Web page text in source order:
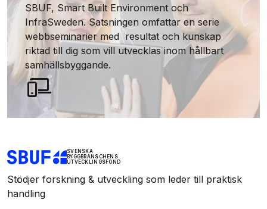
SBUF, Smart Built Environment och
InfraSweden. Satsningen omfattar en serie
webbseminarier med resultat och kunskap
riktad till dig som vill utvecklas inom hållbart
samhällsbyggande.
SVENSKA
BYGGBRANSCHENS
UTVECKLINGSFOND
Stödjer forskning & utveckling som leder till praktisk
handling